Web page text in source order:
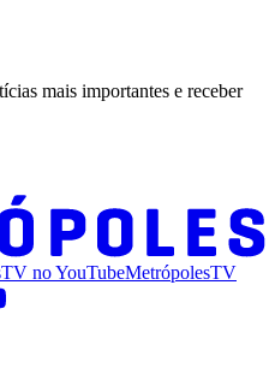
mais importantes e receber
noYouTubeMetrópolesTV